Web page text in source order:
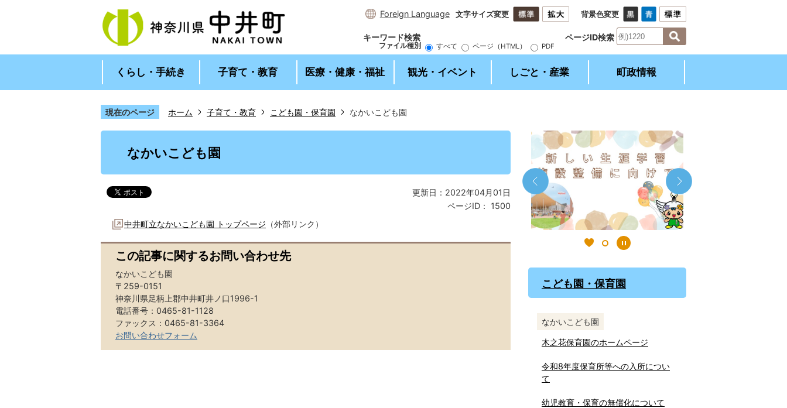
Foreign Language 文字サイズ変更 背景色変更
キーワード検索
ファイル種別 すべて ページ（HTML） PDF
ページID検索
くらし・手続き 子育て・教育 医療・健康・福祉 観光・イベント しごと・産業 町政情報
現在のページ ホーム 子育て・教育 こども園・保育園 なかいこども園
なかいこども園
更新日：2022年04月01日
ページID：
1500
中井町立なかいこども園 トップページ （外部リンク）
この記事に関するお問い合わせ先
なかいこども園
〒259-0151
神奈川県足柄上郡中井町井ノ口1996-1
電話番号：0465-81-1128
ファックス：0465-81-3364
お問い合わせフォーム
の
ド
の
1
目
ス
ラ
イ
ド
の
ス
こども園・保育園
なかいこども園
木之花保育園のホームページ
令和8年度保育所等への入所につい
て
幼児教育・保育の無償化について